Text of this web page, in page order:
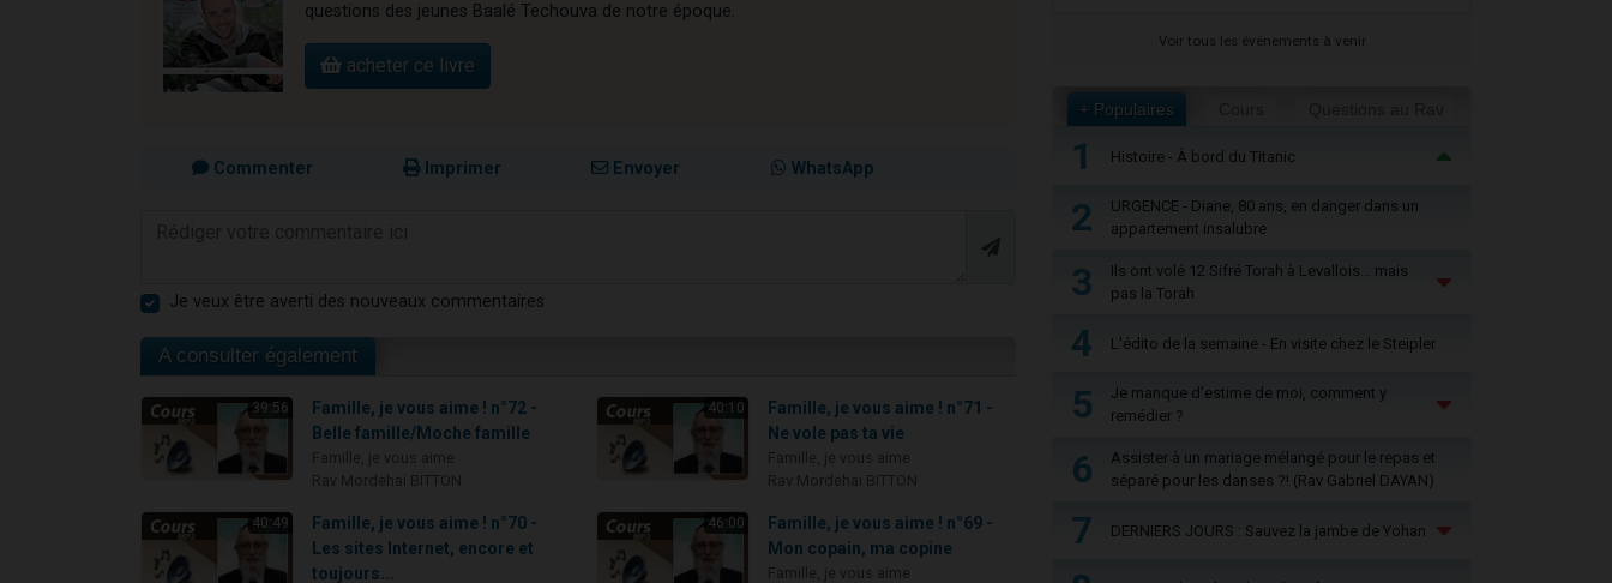
questions des jeunes Baalé Techouva de notre époque.
acheter ce livre
Commenter Imprimer Envoyer WhatsApp
Je veux être averti des nouveaux commentaires
A consulter également
39:56
Famille, je vous aime ! n°72 -
Belle famille/Moche famille
40:10
Famille, je vous aime ! n°71 -
Ne vole pas ta vie
40:49
Famille, je vous aime ! n°70 -
Les sites Internet, encore et
toujours...
46:00
Famille, je vous aime ! n°69 -
Mon copain, ma copine
Voir tous les événements à venir
+ Populaires
1 Histoire - À bord du Titanic
2
URGENCE - Diane, 80 ans, en danger dans un
appartement insalubre
3
Ils ont volé 12 Sifré Torah à Levallois… mais
pas la Torah
4 L'édito de la semaine - En visite chez le Steipler
5
Je manque d'estime de moi, comment y
remédier ?
6
Assister à un mariage mélangé pour le repas et
séparé pour les danses ?! (Rav Gabriel DAYAN)
7 DERNIERS JOURS : Sauvez la jambe de Yohan